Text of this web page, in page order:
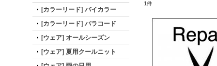
[カラーリード] バイカラー
[カラーリード] パラコード
[ウェア] オールシーズン
[ウェア] 夏用クールニット
1件